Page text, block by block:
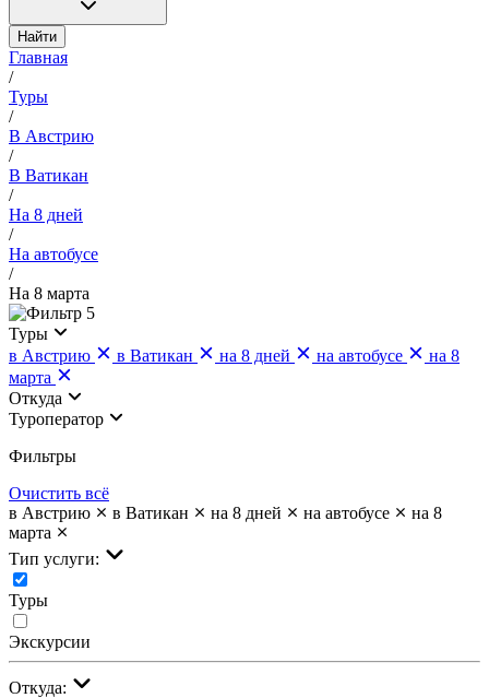
Найти
Главная
/
Туры
/
В Австрию
/
В Ватикан
/
На 8 дней
/
На автобусе
/
На 8 марта
5
Туры
в Австрию
в Ватикан на 8 дней на автобусе
на 8
марта
Откуда
Туроператор
Фильтры
Очистить всё
в Австрию
в Ватикан на 8 дней на автобусе
на 8
марта
Тип услуги:
Туры
Экскурсии
Откуда: